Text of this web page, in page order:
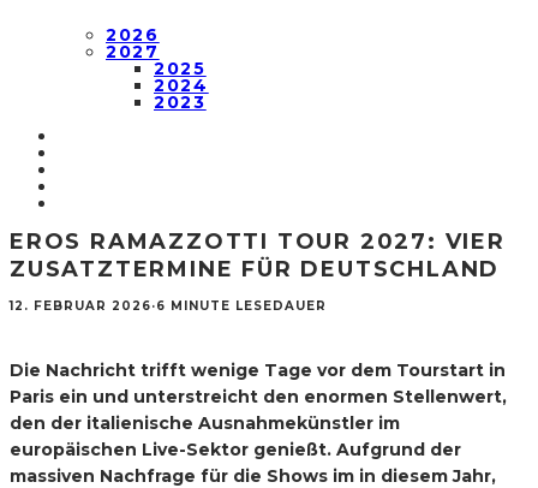
2026
2027
2025
2024
2023
EROS RAMAZZOTTI TOUR 2027: VIER
ZUSATZTERMINE FÜR DEUTSCHLAND
12. FEBRUAR 2026·6 MINUTE LESEDAUER
Die Nachricht trifft wenige Tage vor dem Tourstart in
Paris ein und unterstreicht den enormen Stellenwert,
den der italienische Ausnahmekünstler im
europäischen Live-Sektor genießt. Aufgrund der
massiven Nachfrage für die Shows im in diesem Jahr,